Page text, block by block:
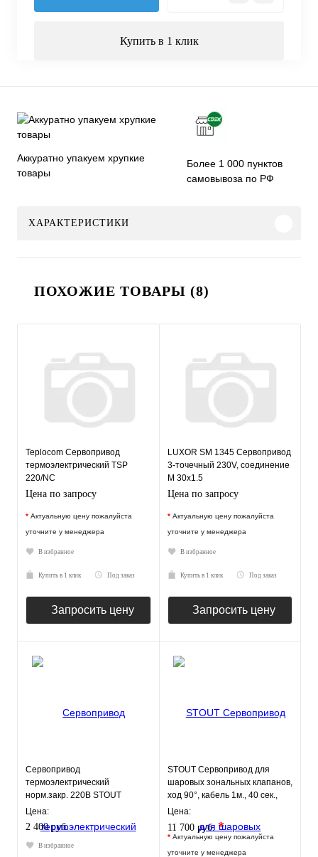
Купить в 1 клик
Аккуратно упакуем хрупкие
товары
Более 1 000 пунктов
самовывоза по РФ
ХАРАКТЕРИСТИКИ
ПОХОЖИЕ ТОВАРЫ (8)
Teplocom Сервопривод
термоэлектрический TSP
220/NC
Цена по запросу
* Актуальную цену пожалуйста
уточните у менеджера
В избранное
Купить в 1 клик Под заказ
Запросить цену
LUXOR SM 1345 Сервопривод
3-точечный 230V, соединение
М 30х1.5
Цена по запросу
* Актуальную цену пожалуйста
уточните у менеджера
В избранное
Купить в 1 клик Под заказ
Запросить цену
Сервопривод
термоэлектрический
норм.закр. 220В STOUT
Цена:
2 400 руб.
В избранное
STOUT Сервопривод для
шаровых зональных клапанов,
ход 90°, кабель 1м., 40 сек.,
24V, 5 полюсов
Цена:
11 700 руб. *
* Актуальную цену пожалуйста
уточните у менеджера